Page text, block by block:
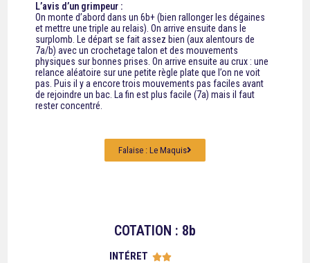
L’avis d’un grimpeur :
On monte d’abord dans un 6b+ (bien rallonger les dégaines
et mettre une triple au relais). On arrive ensuite dans le
surplomb. Le départ se fait assez bien (aux alentours de
7a/b) avec un crochetage talon et des mouvements
physiques sur bonnes prises. On arrive ensuite au crux : une
relance aléatoire sur une petite règle plate que l’on ne voit
pas. Puis il y a encore trois mouvements pas faciles avant
de rejoindre un bac. La fin est plus facile (7a) mais il faut
rester concentré.
Falaise : Le Maquis
COTATION : 8b
INTÉRET 